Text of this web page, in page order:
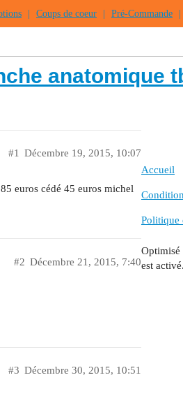
Coups de coeur Pré-Commande
anatomique
Décembre 19, 2015, 10:07
#1
euros cédé 45 euros michel
Décembre 21, 2015, 7:40
#2
Décembre 30, 2015, 10:51
#3
Accueil
Politique
Optimisé
est activé.